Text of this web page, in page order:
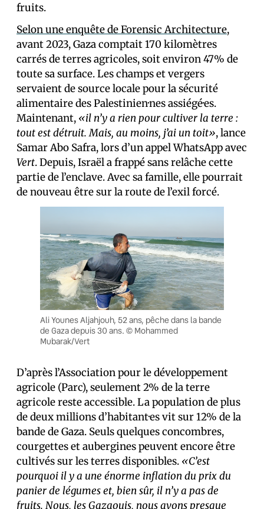
fruits.
Selon une enquête de Forensic Architecture,
avant 2023, Gaza comptait 170 kilomètres
carrés de terres agricoles, soit environ 47% de
toute sa surface. Les champs et vergers
servaient de source locale pour la sécurité
alimentaire des Palestinien·nes assiégé·es.
Maintenant, «il n’y a rien pour cultiver la terre :
tout est détruit. Mais, au moins, j’ai un toit», lance
Samar Abo Safra, lors d’un appel WhatsApp avec
Vert. Depuis, Israël a frappé sans relâche cette
partie de l’enclave. Avec sa famille, elle pourrait
de nouveau être sur la route de l’exil forcé.
Ali Younes Aljahjouh, 52 ans, pêche dans la bande
de Gaza depuis 30 ans. © Mohammed
Mubarak/Vert
D’après l’Association pour le développement
agricole (Parc), seulement 2% de la terre
agricole reste accessible. La population de plus
de deux millions d’habitant·es vit sur 12% de la
bande de Gaza. Seuls quelques concombres,
courgettes et aubergines peuvent encore être
cultivés sur les terres disponibles. «C’est
pourquoi il y a une énorme inflation du prix du
panier de légumes et, bien sûr, il n’y a pas de
fruits. Nous, les Gazaouis, nous avons presque